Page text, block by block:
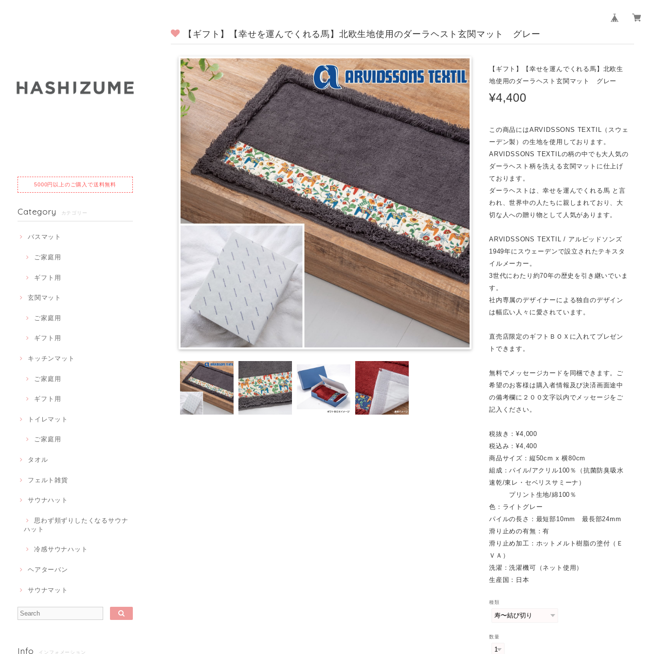
5000円以上のご購入で送料無料
Category カテゴリー
バスマット
ご家庭用
ギフト用
玄関マット
ご家庭用
ギフト用
キッチンマット
ご家庭用
ギフト用
トイレマット
ご家庭用
タオル
フェルト雑貨
サウナハット
思わず頬ずりしたくなるサウナ
ハット
冷感サウナハット
ヘアターバン
サウナマット
Info インフォメーション
【ギフト】【幸せを運んでくれる馬】北欧生地使用のダーラヘスト玄関マット グレー
【ギフト】【幸せを運んでくれる馬】北欧生
地使用のダーラヘスト玄関マット グレー
¥4,400
この商品にはARVIDSSONS TEXTIL（スウェ
ーデン製）の生地を使用しております。
ARVIDSSONS TEXTILの柄の中でも大人気の
ダーラヘスト柄を洗える玄関マットに仕上げ
ております。
ダーラヘストは、幸せを運んでくれる馬 と言
われ、世界中の人たちに親しまれており、大
切な人への贈り物として人気があります。
ARVIDSSONS TEXTIL / アルビッドソンズ
1949年にスウェーデンで設立されたテキスタ
イルメーカー。
3世代にわたり約70年の歴史を引き継いでいま
す。
社内専属のデザイナーによる独自のデザイン
は幅広い人々に愛されています。
直売店限定のギフトＢＯＸに入れてプレゼン
トできます。
無料でメッセージカードを同梱できます。ご
希望のお客様は購入者情報及び決済画面途中
の備考欄に２００文字以内でメッセージをご
記入ください。
税抜き：¥4,000
税込み：¥4,400
商品サイズ：縦50cm x 横80cm
組成：パイル/アクリル100％（抗菌防臭吸水
速乾/東レ・セベリスサミーナ）
プリント生地/綿100％
色：ライトグレー
パイルの長さ：最短部10mm 最長部24mm
滑り止めの有無：有
滑り止め加工：ホットメルト樹脂の塗付（Ｅ
ＶＡ）
洗濯：洗濯機可（ネット使用）
生産国：日本
種類
数量